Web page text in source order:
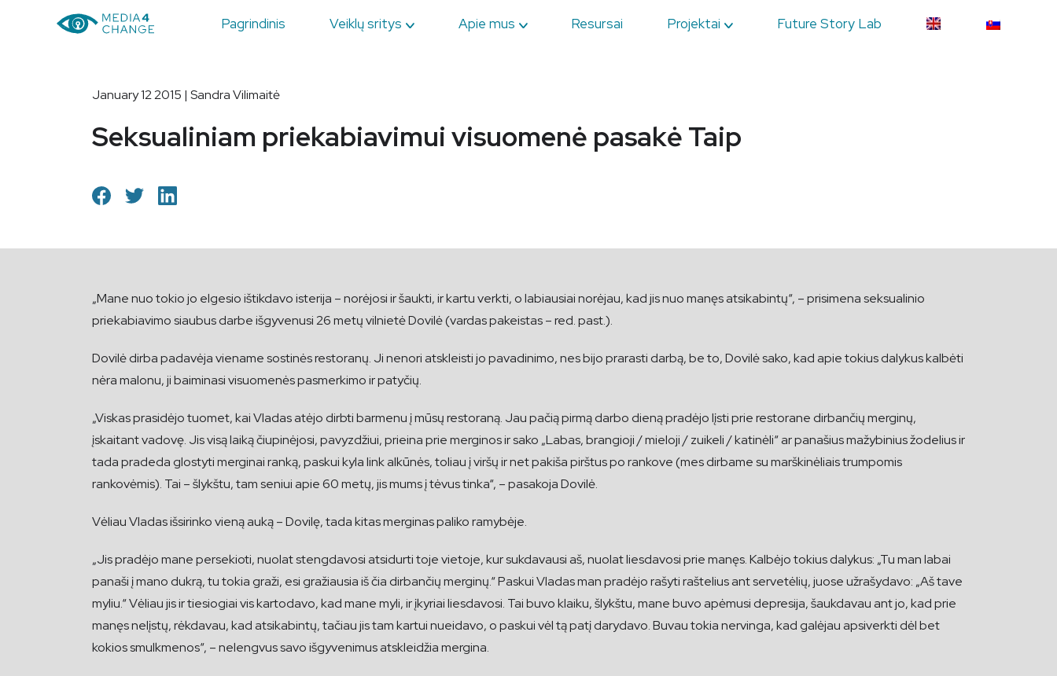
Pagrindinis Veiklų sritys Apie mus Resursai Projektai Future Story Lab
January 12 2015 | Sandra Vilimaitė
Seksualiniam priekabiavimui visuomenė pasakė Taip
„Mane nuo tokio jo elgesio ištikdavo isterija – norėjosi ir šaukti, ir kartu verkti, o labiausiai norėjau, kad jis nuo manęs atsikabintų“, – prisimena seksualinio
priekabiavimo siaubus darbe išgyvenusi 26 metų vilnietė Dovilė (vardas pakeistas – red. past.).
Dovilė dirba padavėja viename sostinės restoranų. Ji nenori atskleisti jo pavadinimo, nes bijo prarasti darbą, be to, Dovilė sako, kad apie tokius dalykus kalbėti
nėra malonu, ji baiminasi visuomenės pasmerkimo ir patyčių.
„Viskas prasidėjo tuomet, kai Vladas atėjo dirbti barmenu į mūsų restoraną. Jau pačią pirmą darbo dieną pradėjo lįsti prie restorane dirbančių merginų,
įskaitant vadovę. Jis visą laiką čiupinėjosi, pavyzdžiui, prieina prie merginos ir sako „Labas, brangioji / mieloji / zuikeli / katinėli“ ar panašius mažybinius žodelius ir
tada pradeda glostyti merginai ranką, paskui kyla link alkūnės, toliau į viršų ir net pakiša pirštus po rankove (mes dirbame su marškinėliais trumpomis
rankovėmis). Tai – šlykštu, tam seniui apie 60 metų, jis mums į tėvus tinka“, – pasakoja Dovilė.
Vėliau Vladas išsirinko vieną auką – Dovilę, tada kitas merginas paliko ramybėje.
„Jis pradėjo mane persekioti, nuolat stengdavosi atsidurti toje vietoje, kur sukdavausi aš, nuolat liesdavosi prie manęs. Kalbėjo tokius dalykus: „Tu man labai
panaši į mano dukrą, tu tokia graži, esi gražiausia iš čia dirbančių merginų.“ Paskui Vladas man pradėjo rašyti raštelius ant servetėlių, juose užrašydavo: „Aš tave
myliu.“ Vėliau jis ir tiesiogiai vis kartodavo, kad mane myli, ir įkyriai liesdavosi. Tai buvo klaiku, šlykštu, mane buvo apėmusi depresija, šaukdavau ant jo, kad prie
manęs nelįstų, rėkdavau, kad atsikabintų, tačiau jis tam kartui nueidavo, o paskui vėl tą patį darydavo. Buvau tokia nervinga, kad galėjau apsiverkti dėl bet
kokios smulkmenos“, – nelengvus savo išgyvenimus atskleidžia mergina.